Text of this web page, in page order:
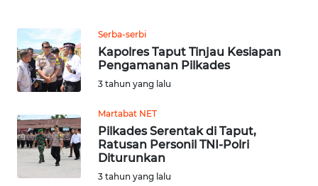
Serba-serbi
Kapolres Taput Tinjau Kesiapan
Pengamanan Pilkades
3 tahun yang lalu
Martabat NET
Pilkades Serentak di Taput,
Ratusan Personil TNI-Polri
Diturunkan
3 tahun yang lalu
WN
SULUT
WN
MALUKU
WN
MALUT